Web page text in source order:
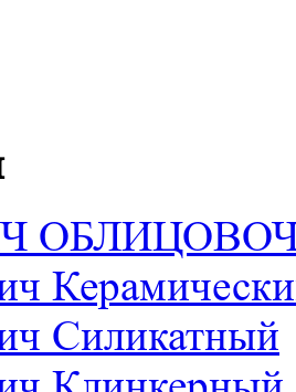
Силикатный